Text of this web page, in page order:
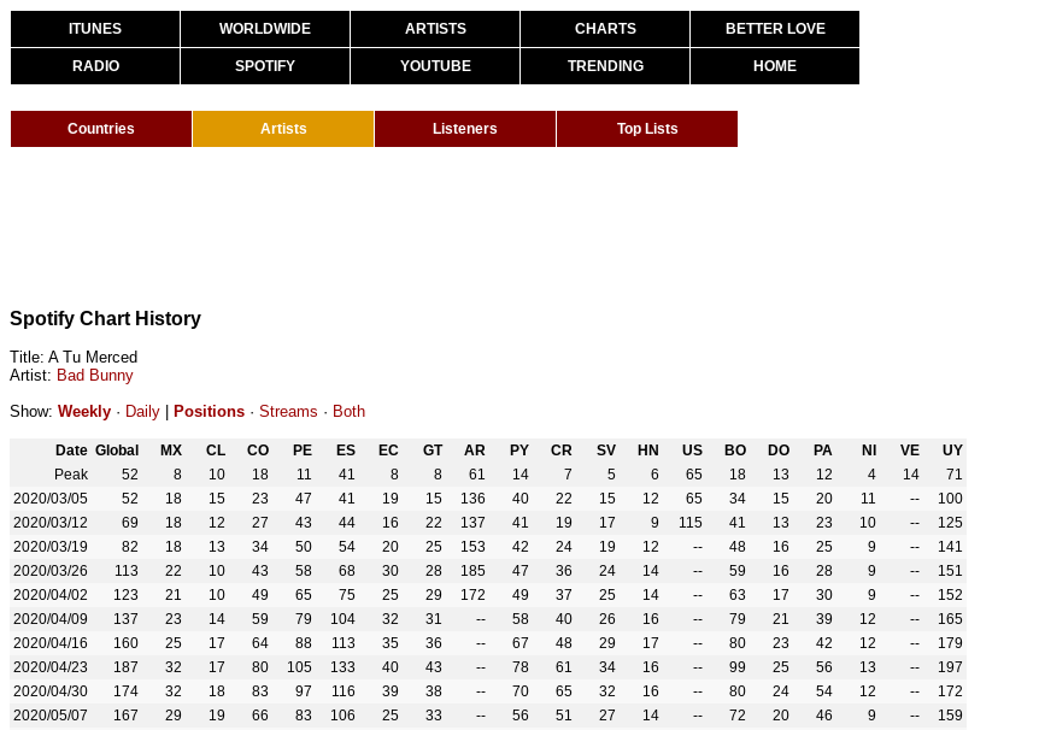
ITUNES WORLDWIDE ARTISTS CHARTS BETTER LOVE
RADIO SPOTIFY YOUTUBE TRENDING HOME
Countries Artists Listeners Top Lists
Spotify Chart History
Title: A Tu Merced
Artist: Bad Bunny
Show: Weekly · Daily Positions · Streams · Both
Date Global MX CL CO PE ES EC GT AR PY CR SV HN US BO DO PA NI VE
UY
Peak
52 8 10 18 11 41 8 8 61 14 7 5 6 65 18 13 12 4 14
71
2020/03/05
52 18 15 23 47 41 19 15 136 40 22 15 12 65 34 15 20 11 --
100
2020/03/12
69 18 12 27 43 44 16 22 137 41 19 17 9 115 41 13 23 10 --
125
2020/03/19
82 18 13 34 50 54 20 25 153 42 24 19 12 -- 48 16 25 9 --
141
2020/03/26
113 22 10 43 58 68 30 28 185 47 36 24 14 -- 59 16 28 9 --
151
2020/04/02
123 21 10 49 65 75 25 29 172 49 37 25 14 -- 63 17 30 9 --
152
2020/04/09
137 23 14 59 79 104 32 31 -- 58 40 26 16 -- 79 21 39 12 --
165
2020/04/16
160 25 17 64 88 113 35 36 -- 67 48 29 17 -- 80 23 42 12 --
179
2020/04/23
187 32 17 80 105 133 40 43 -- 78 61 34 16 -- 99 25 56 13 --
197
2020/04/30
174 32 18 83 97 116 39 38 -- 70 65 32 16 -- 80 24 54 12 --
172
2020/05/07
167 29 19 66 83 106 25 33 -- 56 51 27 14 -- 72 20 46 9 --
159